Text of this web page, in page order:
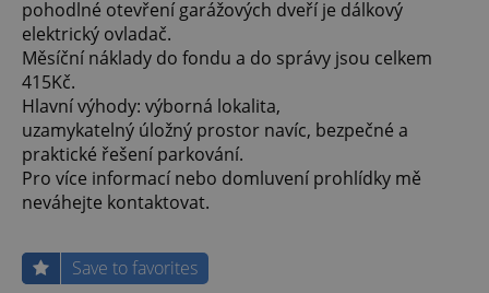
pohodlné otevření garážových dveří je dálkový
elektrický ovladač.
Měsíční náklady do fondu a do správy jsou celkem
415Kč.
Hlavní výhody: výborná lokalita,
uzamykatelný úložný prostor navíc, bezpečné a
praktické řešení parkování.
Pro více informací nebo domluvení prohlídky mě
neváhejte kontaktovat.
Save to favorites